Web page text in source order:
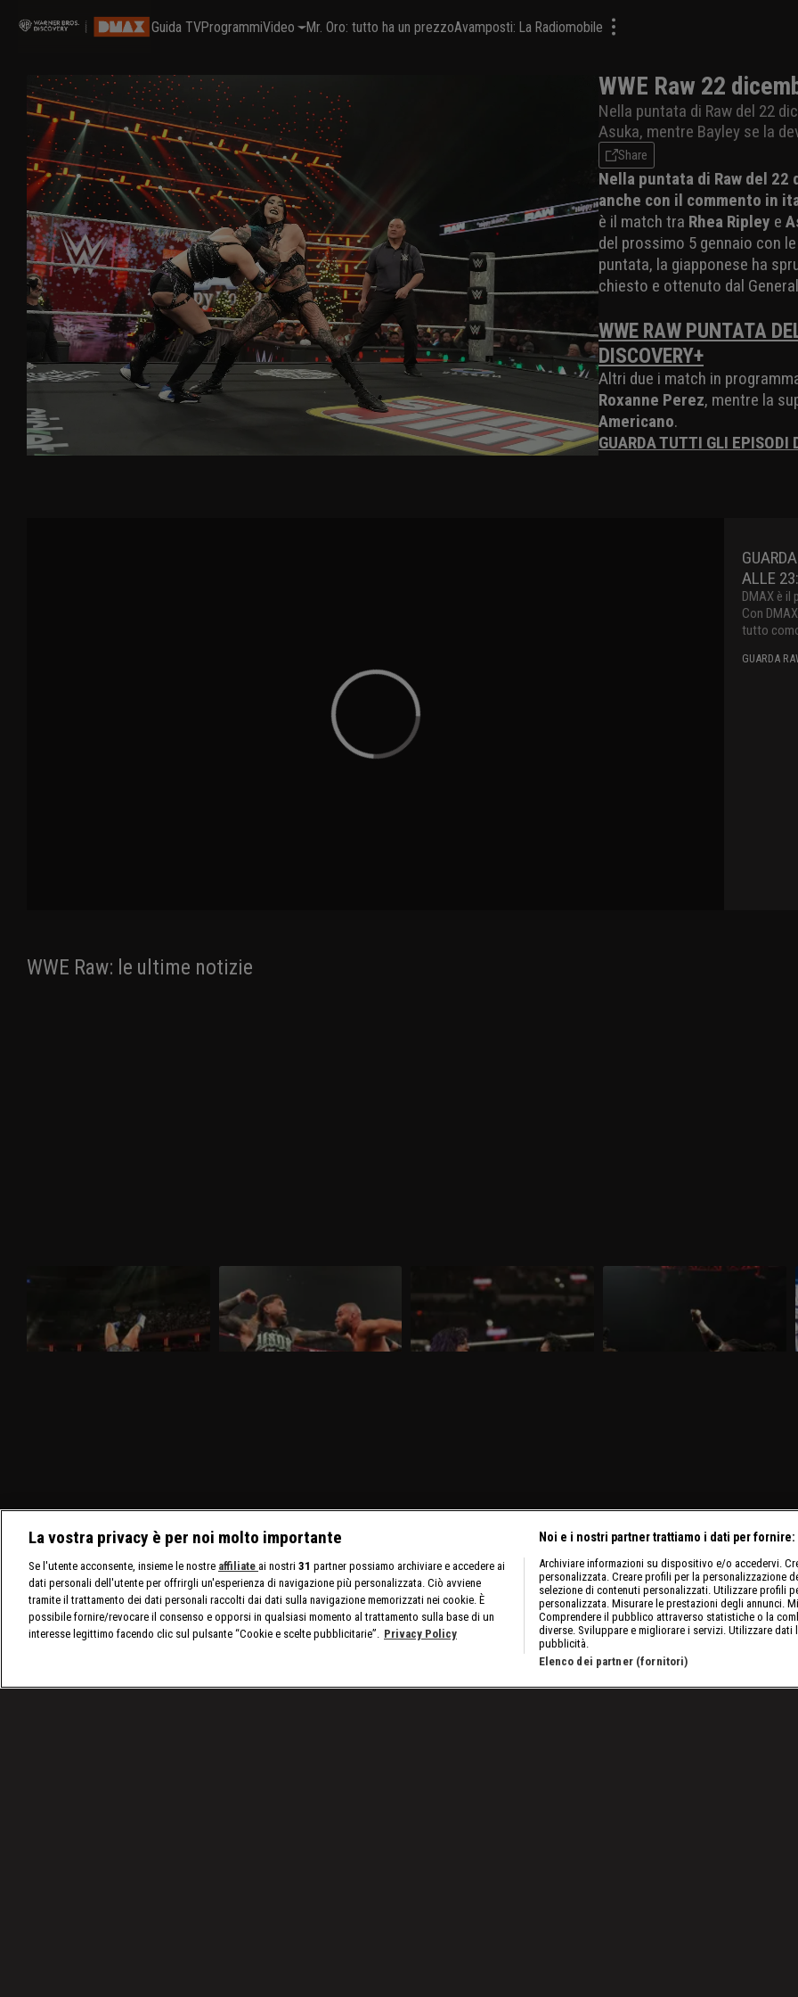
Guida TVProgrammiVideo Mr. Oro: tutto ha un prezzoAvamposti: La Radiomobile
WWE Raw 22
Nella puntata di Raw del 22
Asuka, mentre Bayley se la
Share
Nella puntata di Raw del
anche con il commento in
è il match tra Rhea Ripley e
del prossimo 5 gennaio con
puntata, la giapponese ha
chiesto e ottenuto dal
WWE RAW PUNTATA
DISCOVERY+
Altri due i match in
Roxanne Perez, mentre la
Americano.
GUARDA TUTTI GLI EPISODI
ALLE
DMAX è il
Con
tutto
GUARDA
WWE Raw: le ultime notizie
WWE Raw 30 marzo 2026: nel
Nella puntata di Raw del 30 marzo,
visibile su discovery+, al Madison Square
Garden ci sono in palio i titoli tag team
maschili e femminili. Nuovo confronto fra
visionari sfidano gli Usos
Nella puntata di Raw del 23 marzo,
visibile su discovery+, gli Usos
affrontano Logan Paul e Austin Theory.
Sarà presente nuovamente Brock Lesnar.
WWE Raw 16 marzo 2026: prima
difesa per AJ Lee
Nella puntata di Raw del 16 marzo,
visibile su discovery+, AJ Lee mette in
palio il Titolo Intercontinentale contro
Bayley. E' annunciata la presenza di
WWE Raw 9 marzo 2026: sfida tra
Nella puntata di Raw del 9 marzo, visibile
su discovery+, si affrontano Oba Femi e
Rusev. Gauntlet Match per sfidare AJ Lee
per il Titolo Intercontinentale.
La vostra privacy è per noi molto importante
Se l'utente acconsente, insieme le nostre affiliate ai nostri 31 partner possiamo archiviare e accedere ai
dati personali dell'utente per offrirgli un'esperienza di navigazione più personalizzata. Ciò avviene
tramite il trattamento dei dati personali raccolti dai dati sulla navigazione memorizzati nei cookie. È
possibile fornire/revocare il consenso e opporsi in qualsiasi momento al trattamento sulla base di un
interesse legittimo facendo clic sul pulsante “Cookie e scelte pubblicitarie”. Privacy Policy
Noi e i nostri partner trattiamo i dati per fornire:
Archiviare informazioni su dispositivo e/o accedervi.
personalizzata. Creare profili per la personalizzazione
selezione di contenuti personalizzati. Utilizzare profili
personalizzata. Misurare le prestazioni degli annunci.
Comprendere il pubblico attraverso statistiche o la
diverse. Sviluppare e migliorare i servizi. Utilizzare dati
pubblicità.
Elenco dei partner (fornitori)